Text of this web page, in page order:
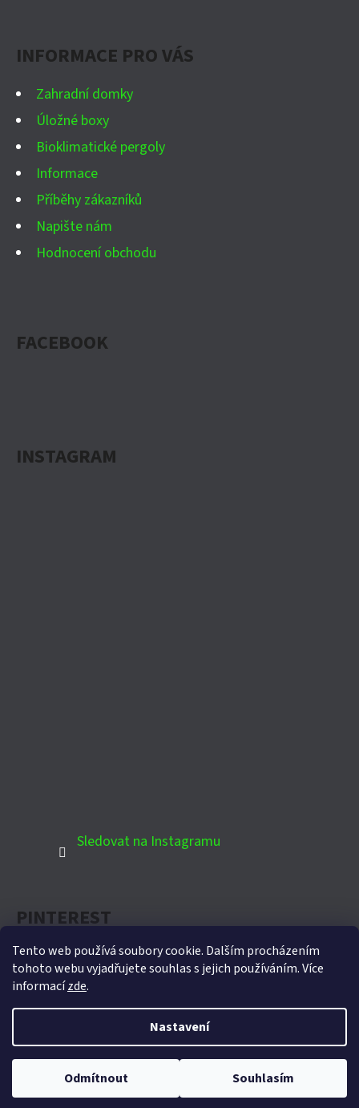
Tento web používá soubory cookie. Dalším procházením
tohoto webu vyjadřujete souhlas s jejich používáním. Více
informacízde.
Nastavení
Odmítnout Souhlasím
INFORMACE PRO VÁS
Zahradní domky
Úložné boxy
Bioklimatické pergoly
Informace
Příběhy zákazníků
Napište nám
Hodnocení obchodu
FACEBOOK
INSTAGRAM
Sledovat na Instagramu
PINTEREST
Oficiální partner Biohort pro Českou republiku
Copyright 2026Domek-zahradni.cz. Všechna práva
vyhrazena.